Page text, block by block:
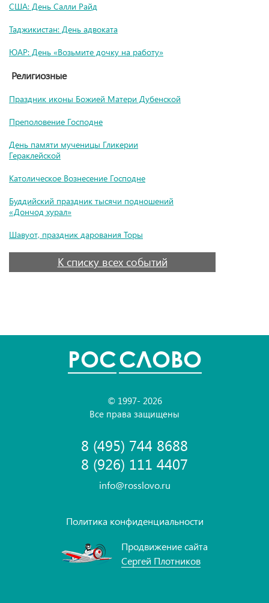
США: День Салли Райд
Таджикистан: День адвоката
ЮАР: День «Возьмите дочку на работу»
Религиозные
Праздник иконы Божией Матери Дубенской
Преполовение Господне
День памяти мученицы Гликерии
Гераклейской
Католическое Вознесение Господне
Буддийский праздник тысячи подношений
«Дончод хурал»
Шавуот, праздник дарования Торы
К списку всех событий
POCСЛОВО
© 1997- 2026
Все права защищены
8 (495) 744 8688
8 (926) 111 4407
info@rosslovo.ru
Политика конфиденциальности
Продвижение сайта
Сергей Плотников